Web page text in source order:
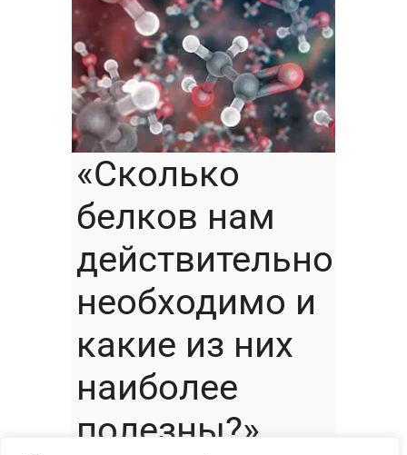
«Сколько
белков нам
действительно
необходимо и
какие из них
наиболее
полезны?»